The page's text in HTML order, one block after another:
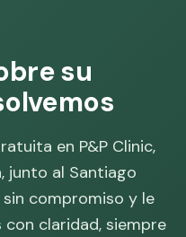
su
en P&P Clinic,
junto al Santiago
sin compromiso y le
claridad, siempre